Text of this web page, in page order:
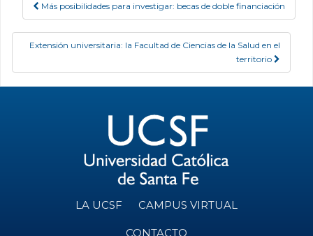
Post navigation
Más posibilidades para investigar: becas de doble financiación
Extensión universitaria: la Facultad de Ciencias de la Salud en el
territorio
LA UCSF CAMPUS VIRTUAL
CONTACTO